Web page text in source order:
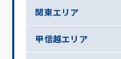
関東エリア
甲信越エリア